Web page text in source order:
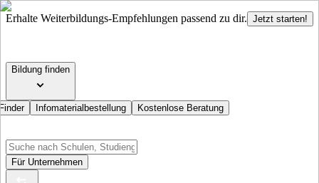
Erhalte Weiterbildungs-Empfehlungen passend zu dir. Jetzt starten!
Bildung finden
Infomaterialbestellung Kostenlose Beratung
Für Unternehmen